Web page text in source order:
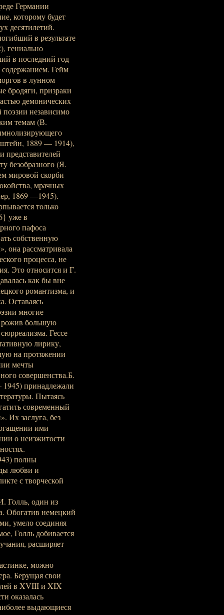
Германии
которому будет
десятилетий.
в результате
гениально
в последний год
содержанием. Гейм
в лунном
бродяги, призраки
демонических
поэзии независимо
темам (В.
1889 — 1914),
представителей
безобразного (Я.
мировой скорби
мрачных
1869 —1945).
только
уже в
пафоса
собственную
она рассматривала
процесса, не
Это относится и Г.
как бы вне
романтизма, и
Оставаясь
многие
большую
Гессе
лирику,
на протяжении
мечты
совершенства.Б.
принадлежали
Пытаясь
современный
Их заслуга, без
ими
о неизжитости
полны
любви и
с творческой
Голль, один из
Обогатив немецкий
умело соединяя
Голль добивается
расширяет
можно
Берущая свои
в XVIII и XIX
оказалась
выдающиеся